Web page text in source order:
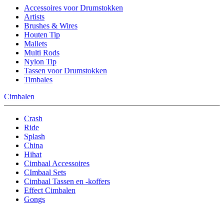
Accessoires voor Drumstokken
Artists
Brushes & Wires
Houten Tip
Mallets
Multi Rods
Nylon Tip
Tassen voor Drumstokken
Timbales
Cimbalen
Crash
Ride
Splash
China
Hihat
Cimbaal Accessoires
CImbaal Sets
Cimbaal Tassen en -koffers
Effect Cimbalen
Gongs